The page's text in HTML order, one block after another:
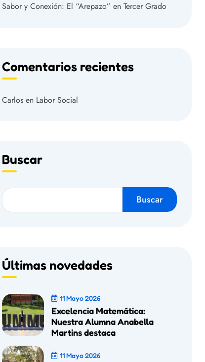
Sabor y Conexión: El “Arepazo” en Tercer Grado
Comentarios recientes
Carlos en Labor Social
Buscar
Buscar
Últimas novedades
11 Mayo 2026
Excelencia Matemática:
Nuestra Alumna Anabella
Martins destaca
11 Mayo 2026